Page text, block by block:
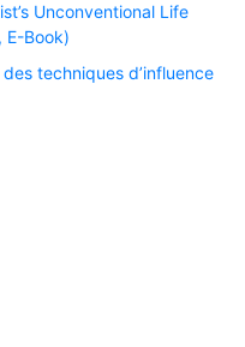
Unconventional Life
E-Book)
techniques d’influence